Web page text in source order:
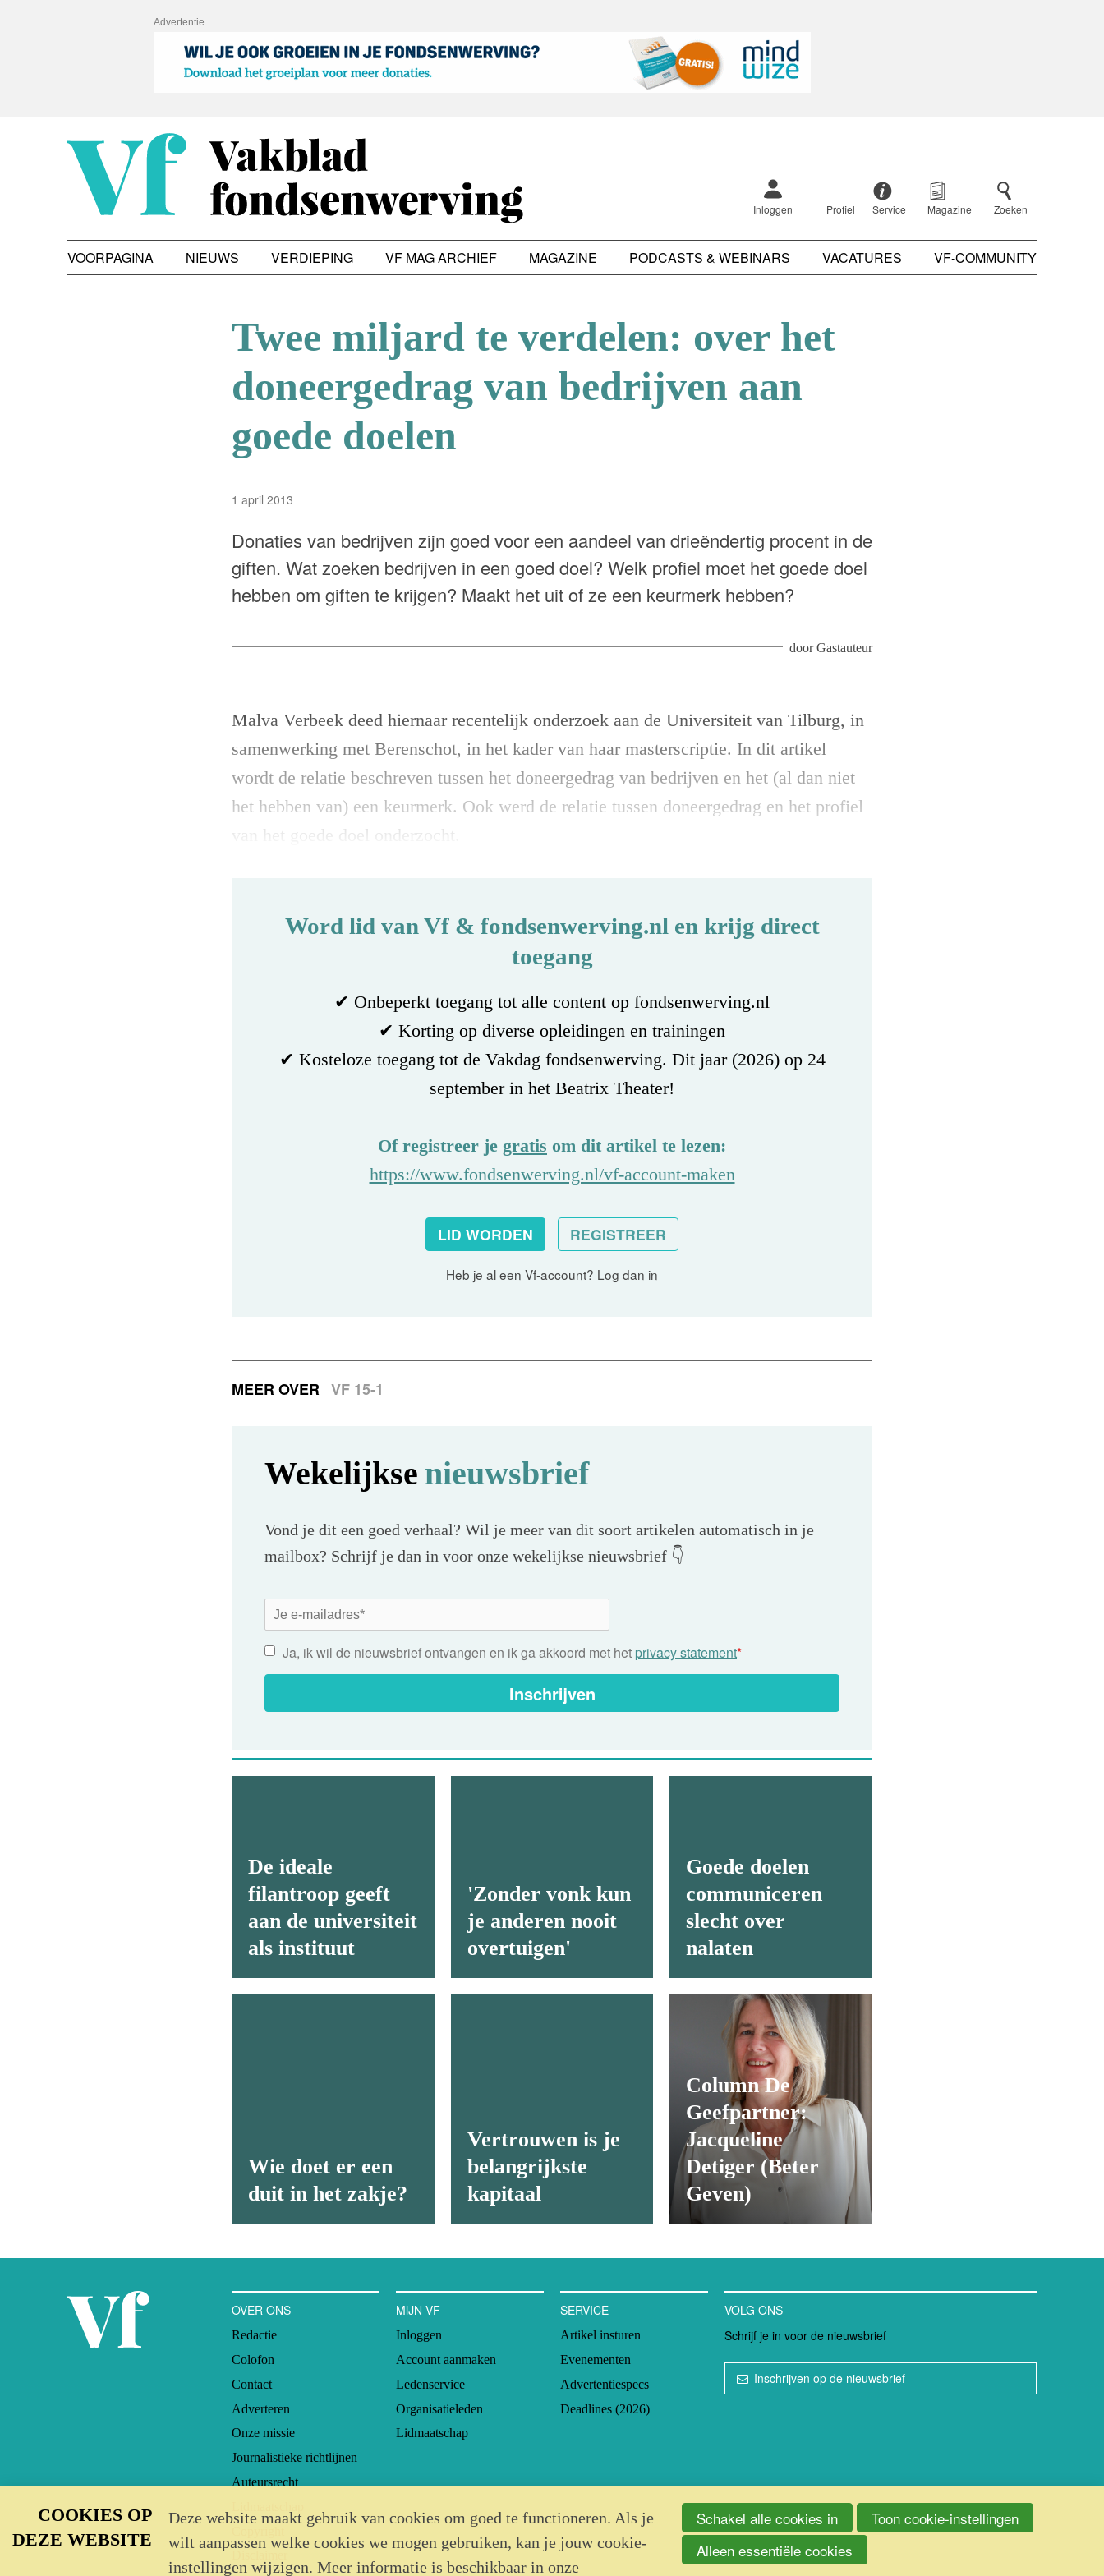
Advertentie
Inloggen Profiel Service Magazine Zoeken
VOORPAGINA NIEUWS VERDIEPING VF MAG ARCHIEF MAGAZINE PODCASTS & WEBINARS VACATURES VF-COMMUNITY
Twee miljard te verdelen: over het
doneergedrag van bedrijven aan
goede doelen
1 april 2013
Donaties van bedrijven zijn goed voor een aandeel van drieëndertig procent in de
giften. Wat zoeken bedrijven in een goed doel? Welk profiel moet het goede doel
hebben om giften te krijgen? Maakt het uit of ze een keurmerk hebben?
doorGastauteur
Malva Verbeek deed hiernaar recentelijk onderzoek aan de Universiteit van Tilburg, in
samenwerking met Berenschot, in het kader van haar masterscriptie. In dit artikel
wordt de relatie beschreven tussen het doneergedrag van bedrijven en het (al dan niet
het hebben van) een keurmerk. Ook werd de relatie tussen doneergedrag en het profiel
van het goede doel onderzocht.
Word lid van Vf & fondsenwerving.nl en krijg direct
toegang
✔ Onbeperkt toegang tot alle content op fondsenwerving.nl
✔ Korting op diverse opleidingen en trainingen
✔ Kosteloze toegang tot de Vakdag fondsenwerving. Dit jaar (2026) op 24
september in het Beatrix Theater!
Of registreer je gratis om dit artikel te lezen:
https://www.fondsenwerving.nl/vf-account-maken
LID WORDEN REGISTREER
Heb je al een Vf-account? Log dan in
MEER OVER VF 15-1
Wekelijkse nieuwsbrief
Vond je dit een goed verhaal? Wil je meer van dit soort artikelen automatisch in je
mailbox? Schrijf je dan in voor onze wekelijkse nieuwsbrief 👇
Ja, ik wil de nieuwsbrief ontvangen en ik ga akkoord met het privacy statement*
Inschrijven
De ideale
filantroop geeft
aan de universiteit
als instituut
'Zonder vonk kun
je anderen nooit
overtuigen'
Goede doelen
communiceren
slecht over
nalaten
Wie doet er een
duit in het zakje?
Vertrouwen is je
belangrijkste
kapitaal
Column De
Geefpartner:
Jacqueline
Detiger (Beter
Geven)
OVER ONS
Redactie
Colofon
Contact
Adverteren
Onze missie
Journalistieke richtlijnen
Auteursrecht
MIJN VF
Inloggen
Account aanmaken
Ledenservice
Organisatieleden
Lidmaatschap
SERVICE
Artikel insturen
Evenementen
Advertentiespecs
Deadlines (2026)
VOLG ONS
Schrijf je in voor de nieuwsbrief
Inschrijven op de nieuwsbrief
COOKIES OP
DEZE WEBSITE
Deze website maakt gebruik van cookies om goed te functioneren. Als je
wilt aanpassen welke cookies we mogen gebruiken, kan je jouw cookie-
instellingen wijzigen. Meer informatie is beschikbaar in onze
Schakel alle cookies in
Toon cookie-instellingen
Alleen essentiële cookies